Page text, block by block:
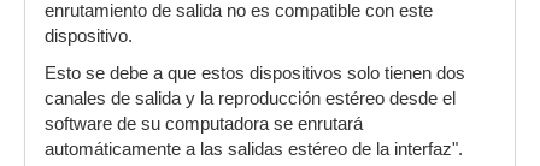
enrutamiento de salida no es compatible con este
dispositivo.
Esto se debe a que estos dispositivos solo tienen dos
canales de salida y la reproducción estéreo desde el
software de su computadora se enrutará
automáticamente a las salidas estéreo de la interfaz".